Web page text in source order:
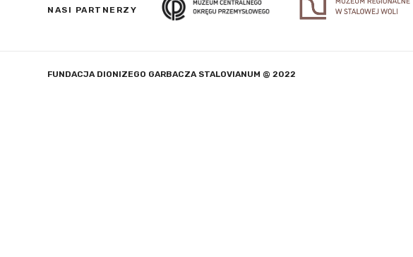
NASI PARTNERZY
FUNDACJA DIONIZEGO GARBACZA STALOVIANUM @ 2022